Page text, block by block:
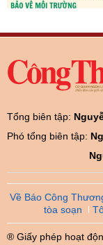
Tổng biên tập:
Phó tổng biên tập:
Về Báo Công
tòa soạn
® Giấy phép hoạt